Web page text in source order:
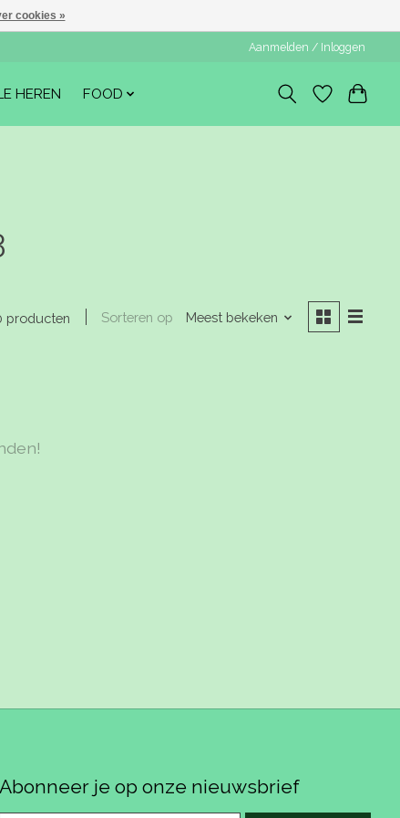
Aanmelden / Inloggen
HEREN FOOD
producten Sorteren op Meest bekeken
Abonneer je op onze nieuwsbrief
cookies »